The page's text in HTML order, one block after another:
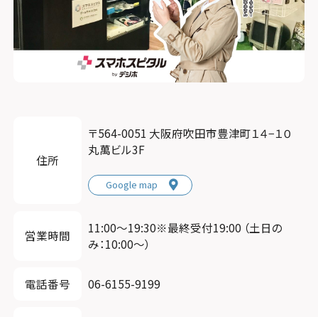
住所
〒564-0051 大阪府吹田市豊津町１４−１０
丸萬ビル3F
Google map
営業時間
11:00〜19:30※最終受付19:00 （土日の
み：10:00～）
電話番号 06-6155-9199